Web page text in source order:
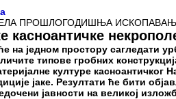
ПРОШЛОГОДИШЊА
касноантичке
на једном простору сагледати
типове гробних
културе
јаке. Резултати ће бити
јавности на великој